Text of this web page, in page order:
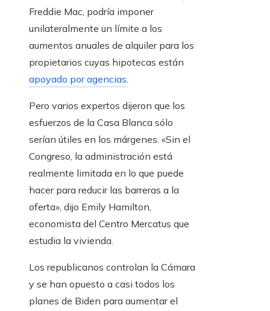
Freddie Mac, podría imponer
unilateralmente un límite a los
aumentos anuales de alquiler para los
propietarios cuyas hipotecas están
apoyado por agencias.
Pero varios expertos dijeron que los
esfuerzos de la Casa Blanca sólo
serían útiles en los márgenes. «Sin el
Congreso, la administración está
realmente limitada en lo que puede
hacer para reducir las barreras a la
oferta», dijo Emily Hamilton,
economista del Centro Mercatus que
estudia la vivienda.
Los republicanos controlan la Cámara
y se han opuesto a casi todos los
planes de Biden para aumentar el